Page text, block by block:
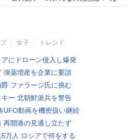
女子 トレンド
にドローン侵入し爆発
弾薬増産を企業に要請
爵 ファラージ氏に挑む
キー 北朝鮮派兵を警告
UFO動画を機密扱い継続
再開港の見通し立たず
万人 ロシアで何をする